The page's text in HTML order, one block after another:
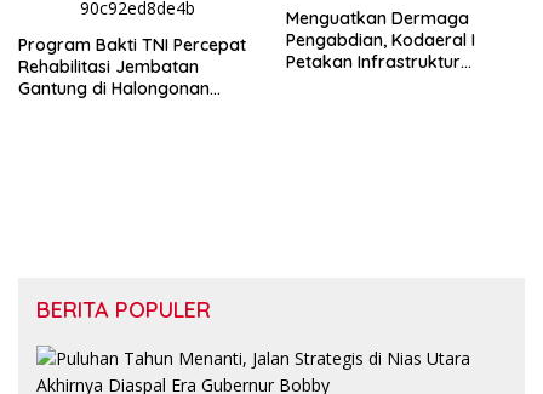
Program Bakti TNI Percepat
Rehabilitasi Jembatan
Gantung di Halongonan
Menguatkan Dermaga
Pengabdian, Kodaeral I
Petakan Infrastruktur
BERITA POPULER